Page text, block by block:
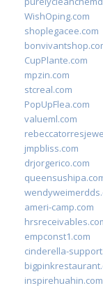
WishOping.com
shoplegacee.com
CupPlante.com
mpzin.com
stcreal.com
PopUpFlea.com
valueml.com
jmpbliss.com
drjorgerico.com
ameri-camp.com
empconst1.com
cinderella-
inspirehuahin.com